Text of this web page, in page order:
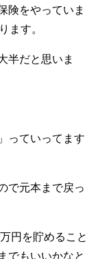
険をやっていま
ます。
半だと思いま
っていってます
で元本まで戻っ
円を貯めること
でもいいかなと